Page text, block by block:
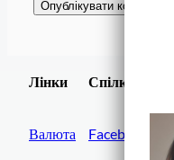
Лінки
Валюта
Спілки
Facebook